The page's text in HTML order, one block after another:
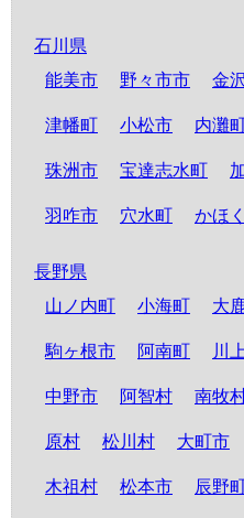
石川県
能美市
野々市市 金
津幡町 小松市 内灘
珠洲市 宝達志水町
羽咋市 穴水町 かほ
長野県
山ノ内町
小海町 大
駒ヶ根市 阿南町 川
中野市 阿智村 南牧
原村 松川村 大町市
木祖村 松本市 辰野